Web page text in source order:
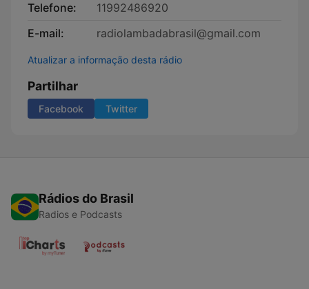
Telefone:
11992486920
E-mail:
radiolambadabrasil@gmail.com
Atualizar a informação desta rádio
Partilhar
Facebook Twitter
Rádios do Brasil
Radios e Podcasts